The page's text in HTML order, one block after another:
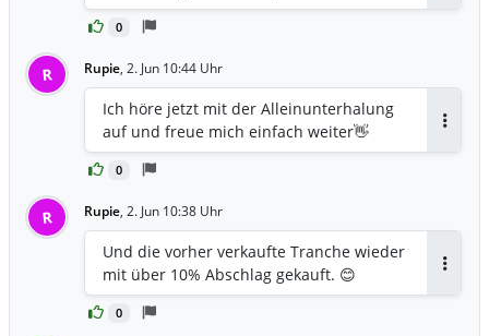
0
R Rupie, 2. Jun 10:44 Uhr
0
Ich höre jetzt mit der Alleinunterhalung
auf und freue mich einfach weiter👋
R Rupie, 2. Jun 10:38 Uhr
0
Und die vorher verkaufte Tranche wieder
mit über 10% Abschlag gekauft. 😊